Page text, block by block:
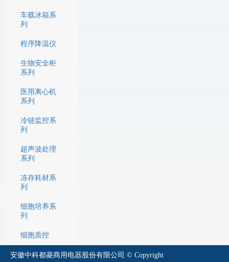
车载冰箱系
列
程序降温仪
生物安全柜
系列
医用离心机
系列
冷链监控系
列
超声波处理
系列
冻存耗材系
列
细胞培养系
列
细胞质控
安徽中科都菱商用电器股份有限公司 © Copyright